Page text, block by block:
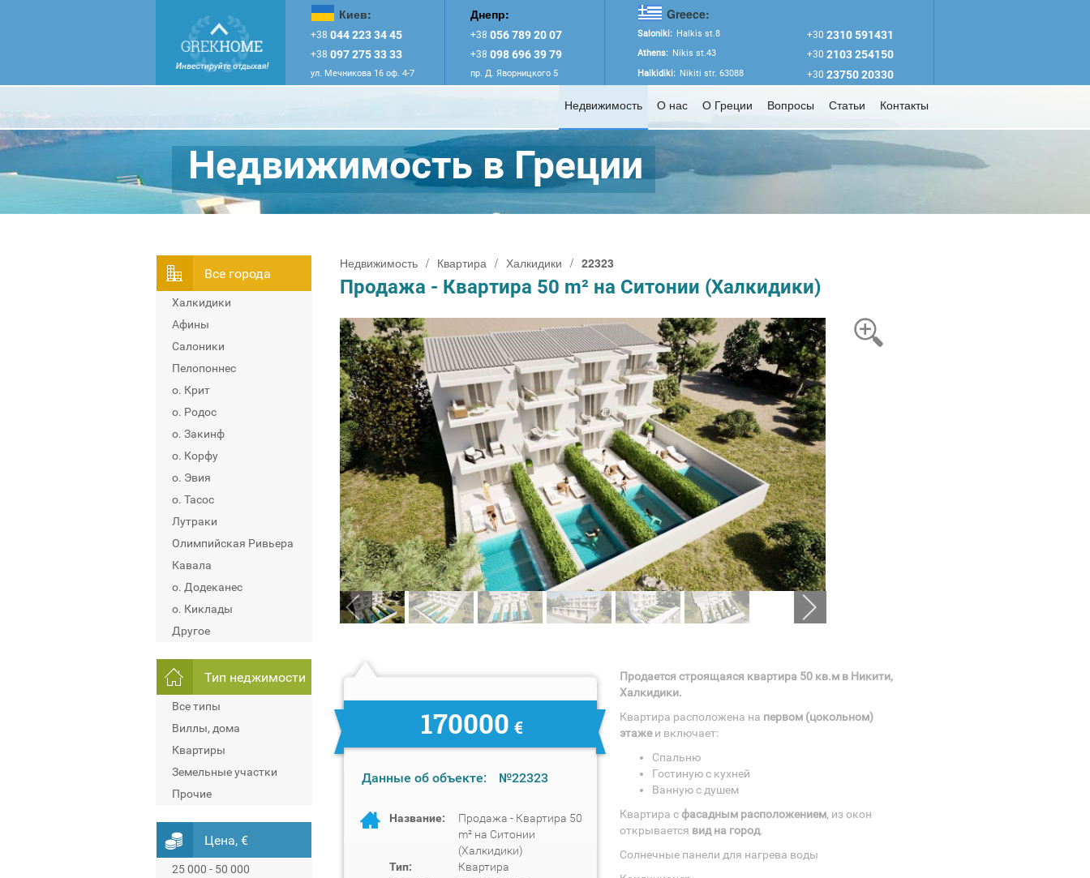
Киев: Днепр: Greece:
+38 044 223 34 45 +38 056 789 20 07 Saloniki: Halkis st.8 +30 2310 591431
+38 097 275 33 33 +38 098 696 39 79 Athens: Nikis st.43 +30 2103 254150
ул. Мечникова 16 оф. 4-7 пр. Д. Яворницкого 5 Halkidiki: Nikiti str. 63088 +30 23750 20330
Недвижимость О нас О Греции Вопросы Статьи Контакты
Недвижимость в Греции
Всe города
Халкидики
Афины
Салоники
Пелопоннес
о. Крит
о. Родос
о. Закинф
о. Корфу
о. Эвия
о. Тасос
Лутраки
Олимпийская Ривьера
Кавала
о. Додеканес
о. Киклады
Другое
Тип неджимости
Все типы
Виллы, дома
Квартиры
Земельные участки
Прочие
Цена, €
25 000 - 50 000
Недвижимость / Квартира / Халкидики / 22323
Продажа - Квартира 50 m² на Ситонии (Халкидики)
170000 €
Данные об объекте: №22323
Название:
Продажа - Квартира 50
m² на Ситонии
(Халкидики)
Тип:
Квартира
Продается строящаяся квартира 50 кв.м в Никити,
Халкидики.
Квартира расположена на первом (цокольном)
этажеи включает:
Спальню
Гостиную с кухней
Ванную с душем
Квартира сфасадным расположением, из окон
открывается вид на город.
Солнечные панели для нагрева воды